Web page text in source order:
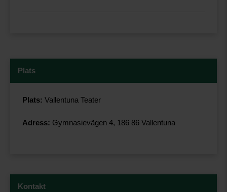
Plats
Plats: Vallentuna Teater
Adress: Gymnasievägen 4, 186 86 Vallentuna
Kontakt